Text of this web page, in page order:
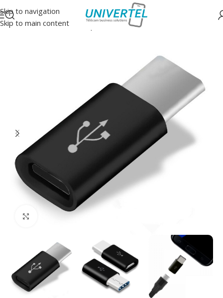
Skip to navigation
Skip to main content
Accueil/Accessoires
Click to enlarge